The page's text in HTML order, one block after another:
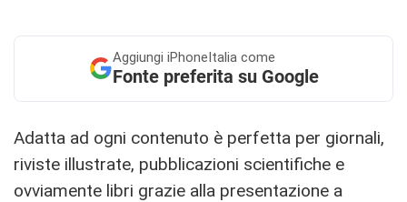
Aggiungi iPhoneItalia come
Fonte preferita su Google
Adatta ad ogni contenuto è perfetta per giornali,
riviste illustrate, pubblicazioni scientifiche e
ovviamente libri grazie alla presentazione a